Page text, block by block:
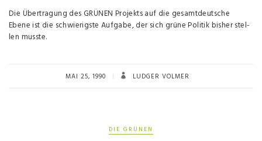
Die Übertragung des GRÜNEN Projekts auf die gesamtdeutsche
Ebene ist die schwierigste Aufgabe, der sich grüne Politik bisher stel­
len musste.
MAI 25, 1990 LUDGER VOLMER
DIE GRÜNEN